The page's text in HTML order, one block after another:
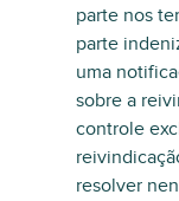
parte nos
parte
uma
sobre a
controle
resolver